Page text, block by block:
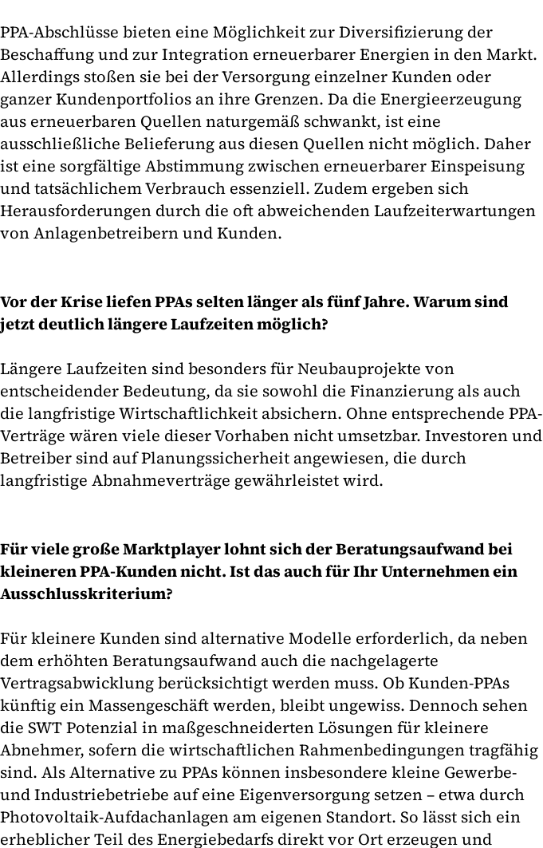
PPA-Abschlüsse bieten eine Möglichkeit zur Diversifizierung der
Beschaffung und zur Integration erneuerbarer Energien in den Markt.
Allerdings stoßen sie bei der Versorgung einzelner Kunden oder
ganzer Kundenportfolios an ihre Grenzen. Da die Energieerzeugung
aus erneuerbaren Quellen naturgemäß schwankt, ist eine
ausschließliche Belieferung aus diesen Quellen nicht möglich. Daher
ist eine sorgfältige Abstimmung zwischen erneuerbarer Einspeisung
und tatsächlichem Verbrauch essenziell. Zudem ergeben sich
Herausforderungen durch die oft abweichenden Laufzeiterwartungen
von Anlagenbetreibern und Kunden.
Vor der Krise liefen PPAs selten länger als fünf Jahre. Warum sind
jetzt deutlich längere Laufzeiten möglich?
Längere Laufzeiten sind besonders für Neubauprojekte von
entscheidender Bedeutung, da sie sowohl die Finanzierung als auch
die langfristige Wirtschaftlichkeit absichern. Ohne entsprechende PPA-
Verträge wären viele dieser Vorhaben nicht umsetzbar. Investoren und
Betreiber sind auf Planungssicherheit angewiesen, die durch
langfristige Abnahmeverträge gewährleistet wird.
Für viele große Marktplayer lohnt sich der Beratungsaufwand bei
kleineren PPA-Kunden nicht. Ist das auch für Ihr Unternehmen ein
Ausschlusskriterium?
Für kleinere Kunden sind alternative Modelle erforderlich, da neben
dem erhöhten Beratungsaufwand auch die nachgelagerte
Vertragsabwicklung berücksichtigt werden muss. Ob Kunden-PPAs
künftig ein Massengeschäft werden, bleibt ungewiss. Dennoch sehen
die SWT Potenzial in maßgeschneiderten Lösungen für kleinere
Abnehmer, sofern die wirtschaftlichen Rahmenbedingungen tragfähig
sind. Als Alternative zu PPAs können insbesondere kleine Gewerbe-
und Industriebetriebe auf eine Eigenversorgung setzen – etwa durch
Photovoltaik-Aufdachanlagen am eigenen Standort. So lässt sich ein
erheblicher Teil des Energiebedarfs direkt vor Ort erzeugen und